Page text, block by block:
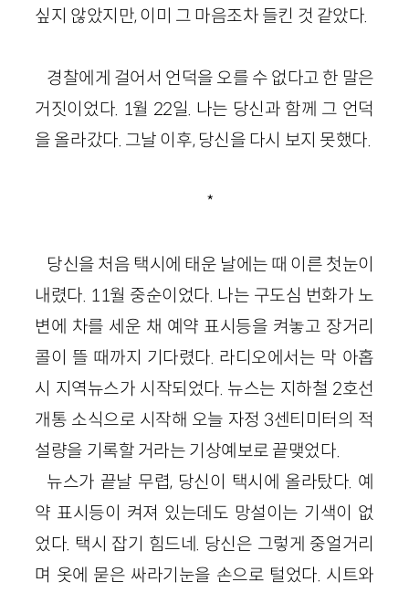
싶지 않았지만, 이미 그 마음조차 들킨 것 같았다.
경찰에게 걸어서 언덕을 오를 수 없다고 한 말은
거짓이었다. 1월 22일. 나는 당신과 함께 그 언덕
을 올라갔다. 그날 이후, 당신을 다시 보지 못했다.
*
당신을 처음 택시에 태운 날에는 때 이른 첫눈이
내렸다. 11월 중순이었다. 나는 구도심 번화가 노
변에 차를 세운 채 예약 표시등을 켜놓고 장거리
콜이 뜰 때까지 기다렸다. 라디오에서는 막 아홉
시 지역뉴스가 시작되었다. 뉴스는 지하철 2호선
개통 소식으로 시작해 오늘 자정 3센티미터의 적
설량을 기록할 거라는 기상예보로 끝맺었다.
뉴스가 끝날 무렵, 당신이 택시에 올라탔다. 예
약 표시등이 켜져 있는데도 망설이는 기색이 없
었다. 택시 잡기 힘드네. 당신은 그렇게 중얼거리
며 옷에 묻은 싸라기눈을 손으로 털었다. 시트와